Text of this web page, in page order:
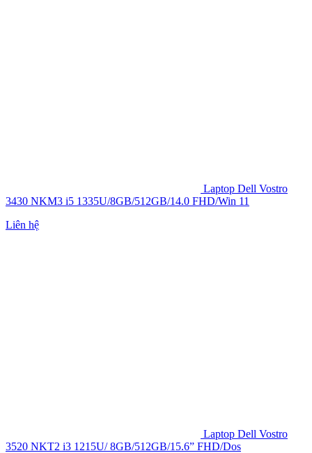
Laptop Dell Vostro
3430 NKM3 i5 1335U/8GB/512GB/14.0 FHD/Win 11
Liên hệ
Laptop Dell Vostro
3520 NKT2 i3 1215U/ 8GB/512GB/15.6” FHD/Dos